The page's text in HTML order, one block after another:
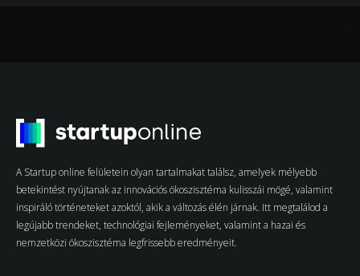
A Startup online felületein olyan tartalmakat találsz, amelyek mélyebb
betekintést nyújtanak az innovációs ökoszisztéma kulisszái mögé, valamint
inspiráló történeteket azoktól, akik a változás élén járnak. Itt megtalálod a
legújabb trendeket, technológiai fejleményeket, valamint a hazai és
nemzetközi ökoszisztéma legfrissebb eredményeit.